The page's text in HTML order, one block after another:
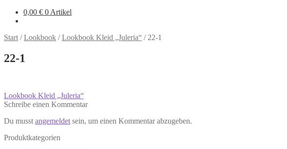
0,00 € 0 Artikel
Start /Lookbook /Lookbook Kleid „Juleria“ / 22-1
22-1
Beitragsnavigation
Vorheriger
Beitrag:
Lookbook Kleid „Juleria“
Schreibe einen Kommentar
Du musst angemeldet sein, um einen Kommentar abzugeben.
Produktkategorien